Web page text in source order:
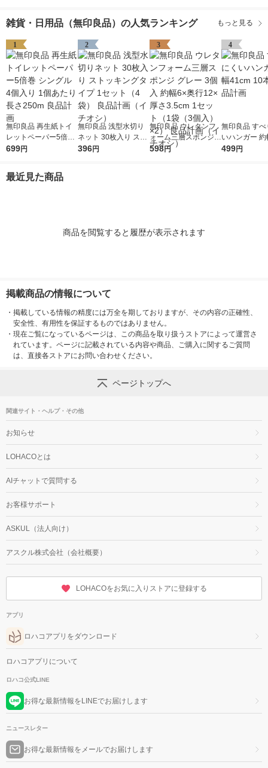
雑貨・日用品（無印良品）の人気ランキング もっと見る
1
無印良品 再生紙トイ
レットペーパー5倍巻
シングル 4個入り 1個
699円
2
無印良品 浅型水切り
ネット 30枚入り スト
ッキングタイプ 1セッ
396円
3
無印良品 ウレタンフ
ォーム三層スポンジ
グレー 3個入 約幅6×
598円
4
無印良品 すべ
いハンガー
10本組 良品
499円
最近見た商品
商品を閲覧すると履歴が表示されます
掲載商品の情報について
・ 掲載している情報の精度には万全を期しておりますが、その内容の正確性、
安全性、有用性を保証するものではありません。
・ 現在ご覧になっているページは、この商品を取り扱うストアによって運営さ
れています。ページに記載されている内容や商品、ご購入に関するご質問
は、直接各ストアにお問い合わせください。
ページトップへ
関連サイト・ヘルプ・その他
お知らせ
LOHACOとは
AIチャットで質問する
お客様サポート
ASKUL（法人向け）
アスクル株式会社（会社概要）
LOHACOをお気に入りストアに登録する
アプリ
ロハコアプリをダウンロード
ロハコアプリについて
ロハコ公式LINE
お得な最新情報をLINEでお届けします
ニュースレター
お得な最新情報をメールでお届けします